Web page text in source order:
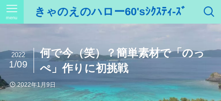
きゃのえのハロー60'sｼｸｽﾃｨ-ｽﾞ
menu
何で今（笑）？簡単素材で「のっ
ぺ」作りに初挑戦
2022
1/09
2022年1月9日